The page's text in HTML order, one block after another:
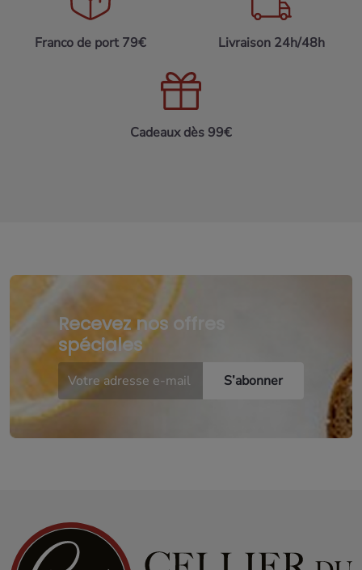
Franco de port 79€ Livraison 24h/48h
Cadeaux dès 99€
Recevez nos offres
spéciales